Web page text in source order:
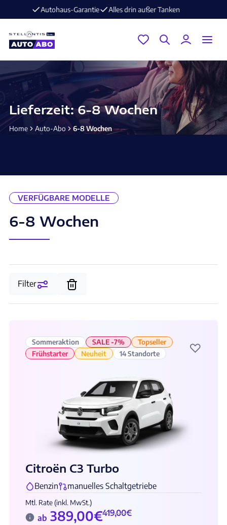
E-Mobilität im Angebot ⚡️ jetzt aufladen und losfahren!
Lieferzeit: 6-8 Wochen
Home Auto-Abo 6-8 Wochen
VERFÜGBARE MODELLE
6-8 Wochen
Filter
Sommeraktion SALE -7%
Topseller
Frühstarter
Neuheit 14 Standorte ♡
Citroën C3 Turbo
Benzin manuelles Schaltgetriebe
Mtl. Rate (inkl. MwSt.)
ab 419,00€
389,00€